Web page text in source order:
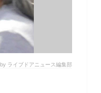
by ライブドアニュース編集部